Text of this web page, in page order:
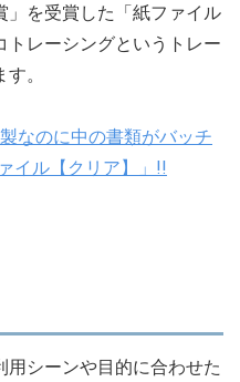
」を受賞した「紙ファイル
トレーシングというトレー
。
製なのに中の書類がバッチ
イル【クリア】」!!
シーンや目的に合わせた